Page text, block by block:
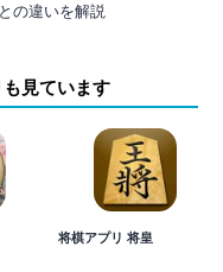
の違いを解説
見ています
将棋アプリ 将皇